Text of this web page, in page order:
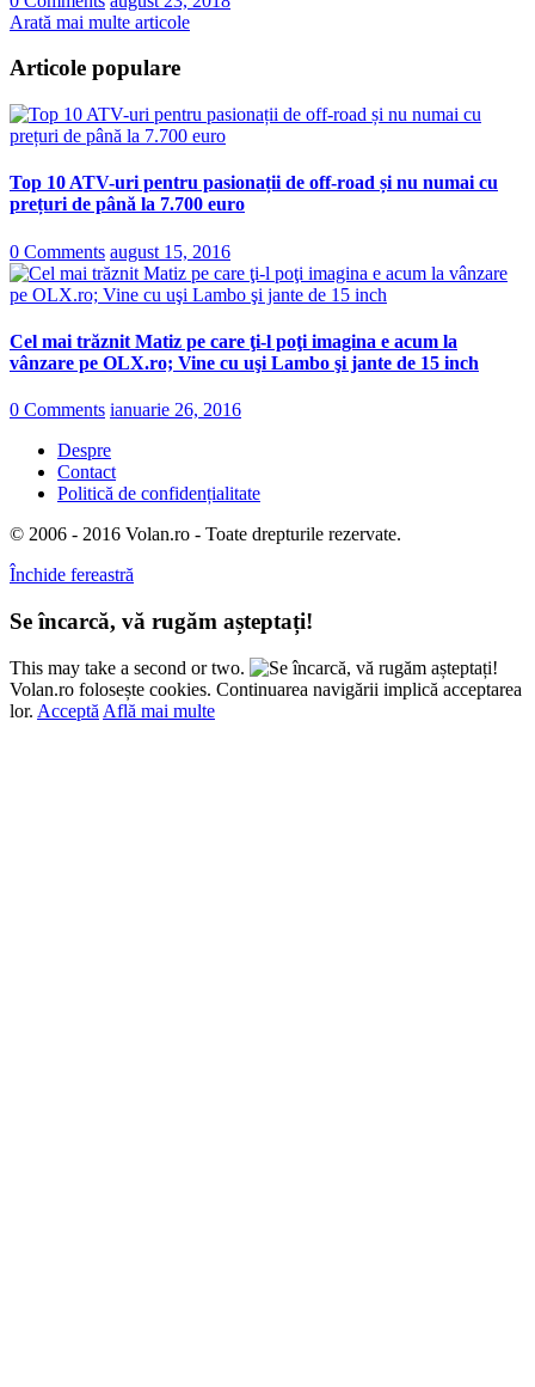
Arată mai multe articole
Articole populare
Top 10 ATV-uri pentru pasionații de off-road și nu numai cu
prețuri de până la 7.700 euro
0 Comments august 15, 2016
Cel mai trăznit Matiz pe care ţi-l poţi imagina e acum la
vânzare pe OLX.ro; Vine cu uşi Lambo şi jante de 15 inch
0 Comments ianuarie 26, 2016
Despre
Contact
Politică de confidențialitate
© 2006 - 2016 Volan.ro - Toate drepturile rezervate.
Închide fereastră
Se încarcă, vă rugăm așteptați!
This may take a second or two.
Volan.ro folosește cookies. Continuarea navigării implică acceptarea
lor. Acceptă Află mai multe